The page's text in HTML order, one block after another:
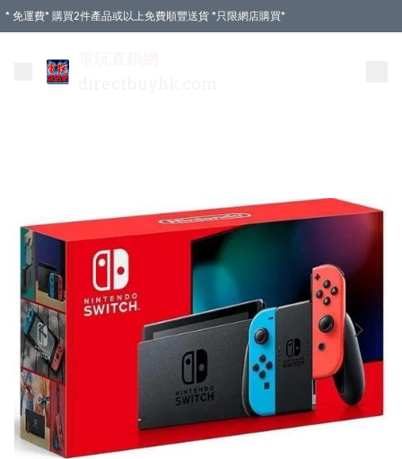
* 免運費* 購買2件產品或以上免費順豐送貨 *只限網店購買*